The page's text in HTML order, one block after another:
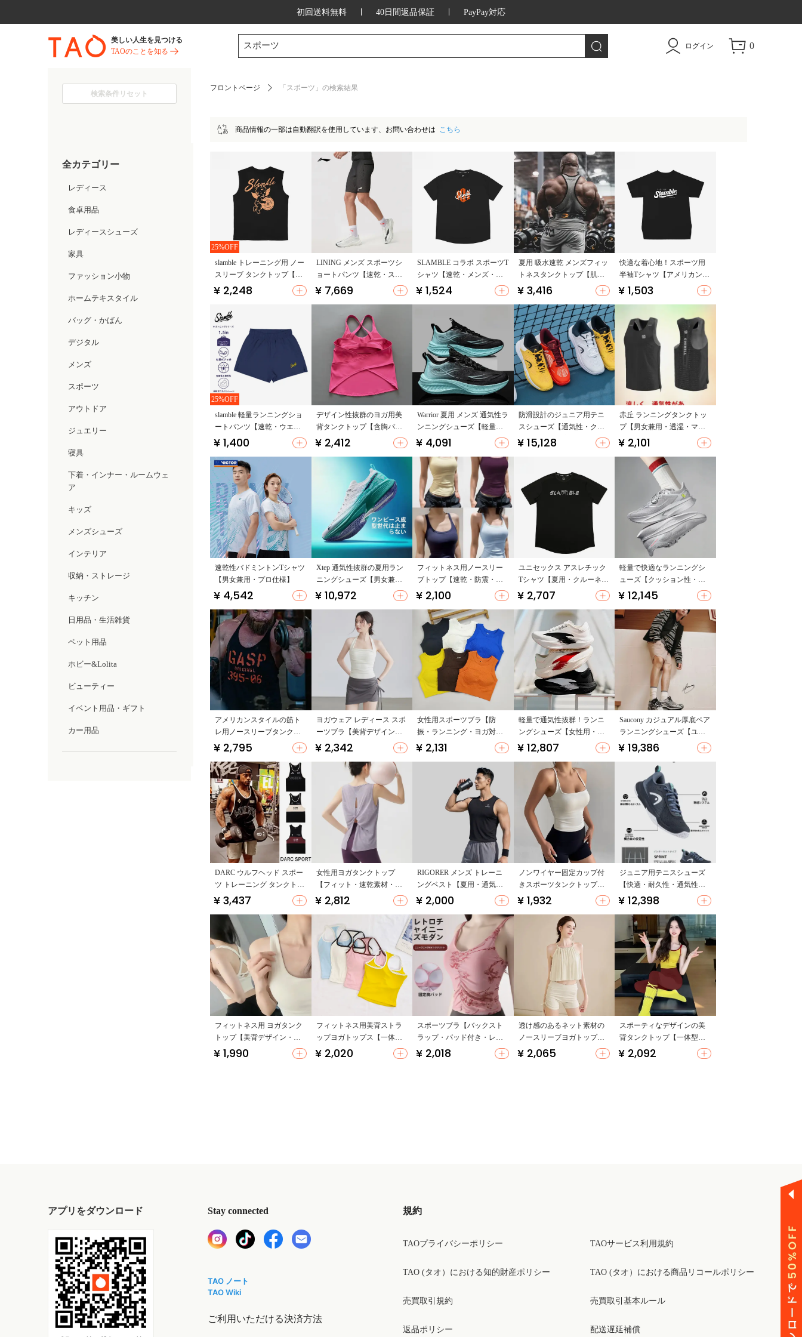
今だけ! 最大65％OFF! |ファッション、家庭用品、キッチン用品、アウトドア用品|TAO
初回送料無料 40日間返品保証 PayPay対応
美しい人生を見つける
TAOのことを知る
スポーツ ログイン 0
検索条件リセット
全カテゴリー
レディース
食卓用品
レディースシューズ
家具
ファッション小物
ホームテキスタイル
バッグ・かばん
デジタル
メンズ
スポーツ
アウトドア
ジュエリー
寝具
下着・インナー・ルームウェ
ア
キッズ
メンズシューズ
インテリア
収納・ストレージ
キッチン
日用品・生活雑貨
ペット用品
ホビー&Lolita
ビューティー
イベント用品・ギフト
カー用品
フロントページ 「スポーツ」の検索結果
商品情報の一部は自動翻訳を使用しています、お問い合わせは こちら
25%OFF
slamble トレーニング用 ノー
スリーブ タンクトップ【極
上の柔らかさ・夏用・フィ
ットネス】
¥ 2,248
LINING メンズ スポーツシ
ョートパンツ【速乾・スト
レッチ・フィット感】
¥ 7,669
SLAMBLE コラボ スポーツT
シャツ【速乾・メンズ・短
袖・バスケットボールトレ
ーニング用】
¥ 1,524
夏用 吸水速乾 メンズフィッ
トネスタンクトップ【肌触
りの良いコットン・おしゃ
れなカラー切替】
¥ 3,416
快適な着心地！スポーツ用
半袖Tシャツ【アメリカンプ
リント・速乾・ゆったりデ
ザイン】
¥ 1,503
25%OFF
slamble 軽量ランニングショ
ートパンツ【速乾・ウエス
トゴム・後ろポケット付
き】（セットアップ対応）
¥ 1,400
デザイン性抜群のヨガ用美
背タンクトップ【含胸パッ
ド・速乾・透湿・高伸縮
¥ 2,412
Warrior 夏用 メンズ 通気性ラ
ンニングシューズ【軽量・
スポーツ】
¥ 4,091
防滑設計のジュニア用テニ
スシューズ【通気性・クッ
ション性・耐摩耗性】
¥ 15,128
赤丘 ランニングタンクトッ
プ【男女兼用・透湿・マラ
ソントレーニング用】
¥ 2,101
速乾性バドミントンTシャツ
【男女兼用・プロ仕様】
¥ 4,542
Xtep 通気性抜群の夏用ラン
ニングシューズ【男女兼
用・クッション性・一体成
¥ 10,972
フィットネス用ノースリー
ブトップ【速乾・防震・ヨ
ガ対応・スポーツウェア】
¥ 2,100
ユニセックス アスレチック
Tシャツ【夏用・クルーネッ
ク・プリントデザイン・カ
ジュアル】
¥ 2,707
軽量で快適なランニングシ
ューズ【クッション性・男
士用】
¥ 12,145
アメリカンスタイルの筋ト
レ用ノースリーブタンクト
ップ【極上の柔らかさ・カ
¥ 2,795
ヨガウェア レディース スポ
ーツブラ【美背デザイン・
速乾性・高伸縮性】
¥ 2,342
女性用スポーツブラ【防
振・ランニング・ヨガ対
応・ノースリーブ】
¥ 2,131
軽量で通気性抜群！ランニ
ングシューズ【女性用・ノ
ンボード・夏用】
¥ 12,807
Saucony カジュアル厚底ペア
ランニングシューズ【ユニ
セックス・レトロスタイ
¥ 19,386
DARC ウルフヘッド スポー
ツ トレーニング タンクトッ
プ
¥ 3,437
女性用ヨガタンクトップ
【フィット・速乾素材・ト
レーニング用】
¥ 2,812
RIGORER メンズ トレーニ
ングベスト【夏用・通気
性・速乾・ノースリーブ・
¥ 2,000
ノンワイヤー固定カップ付
きスポーツタンクトップ
【女性用・ランニング・フ
（セットアップ対応）
¥ 1,932
ジュニア用テニスシューズ
【快適・耐久性・通気性・
クッション性】
¥ 12,398
フィットネス用 ヨガタンク
トップ【美背デザイン・崩
れ防止・スポーツブラ】
¥ 1,990
フィットネス用美背ストラ
ップヨガトップス【一体型
カップ・ガールズ用・防震
運動ブラ・カラーブロッ
¥ 2,020
スポーツブラ【バックスト
ラップ・パッド付き・レト
ロスタイル・速乾性・ヨガ
¥ 2,018
透け感のあるネット素材の
ノースリーブヨガトップス
【胸パッド付き・防震・フ
ィット】
¥ 2,065
スポーティなデザインの美
背タンクトップ【一体型・
防震・ヨガ用・ノースリー
¥ 2,092
アプリをダウンロード Stay connected
TAO ノート
TAO Wiki
ご利用いただける決済方法
規約
TAOプライバシーポリシー
TAO (タオ）における知的財産ポリシー
売買取引規約
返品ポリシー
TAOサービス利用規約
TAO (タオ）における商品リコールポリシー
売買取引基本ルール
配送遅延補償